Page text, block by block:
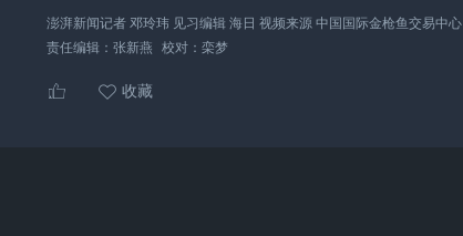
澎湃新闻记者 邓玲玮 见习编辑 海日 视频来源 中国国际金枪鱼交易中心
责任编辑： 张新燕 校对： 栾梦
收藏